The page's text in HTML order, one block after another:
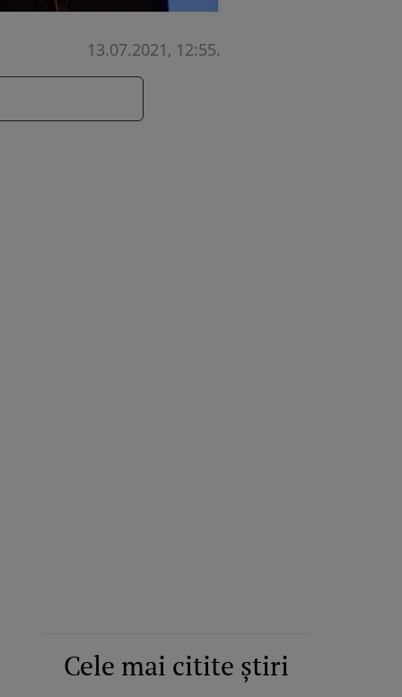
13.07.2021, 12:55.
Cele mai citite știri